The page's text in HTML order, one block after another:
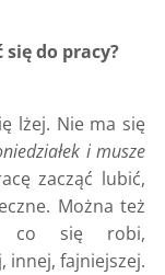
się do pracy?
lżej. Nie ma się
i musze
zacząć lubić,
Można też
co się robi,
innej, fajniejszej.